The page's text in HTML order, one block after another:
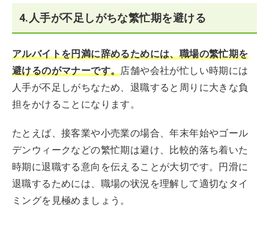
4.人手が不足しがちな繁忙期を避ける
アルバイトを円満に辞めるためには、職場の繁忙期を
避けるのがマナーです。店舗や会社が忙しい時期には
人手が不足しがちなため、退職すると周りに大きな負
担をかけることになります。
たとえば、接客業や小売業の場合、年末年始やゴール
デンウィークなどの繁忙期は避け、比較的落ち着いた
時期に退職する意向を伝えることが大切です。円滑に
退職するためには、職場の状況を理解して適切なタイ
ミングを見極めましょう。